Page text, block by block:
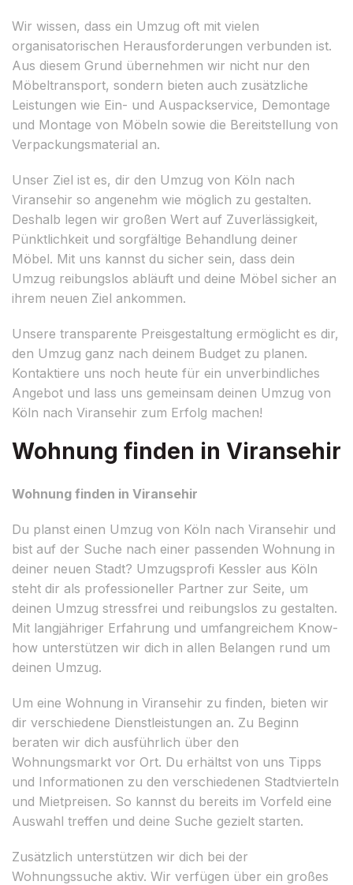
Wir wissen, dass ein Umzug oft mit vielen
organisatorischen Herausforderungen verbunden ist.
Aus diesem Grund übernehmen wir nicht nur den
Möbeltransport, sondern bieten auch zusätzliche
Leistungen wie Ein- und Auspackservice, Demontage
und Montage von Möbeln sowie die Bereitstellung von
Verpackungsmaterial an.
Unser Ziel ist es, dir den Umzug von Köln nach
Viransehir so angenehm wie möglich zu gestalten.
Deshalb legen wir großen Wert auf Zuverlässigkeit,
Pünktlichkeit und sorgfältige Behandlung deiner
Möbel. Mit uns kannst du sicher sein, dass dein
Umzug reibungslos abläuft und deine Möbel sicher an
ihrem neuen Ziel ankommen.
Unsere transparente Preisgestaltung ermöglicht es dir,
den Umzug ganz nach deinem Budget zu planen.
Kontaktiere uns noch heute für ein unverbindliches
Angebot und lass uns gemeinsam deinen Umzug von
Köln nach Viransehir zum Erfolg machen!
Wohnung finden in Viransehir
Wohnung finden in Viransehir
Du planst einen Umzug von Köln nach Viransehir und
bist auf der Suche nach einer passenden Wohnung in
deiner neuen Stadt? Umzugsprofi Kessler aus Köln
steht dir als professioneller Partner zur Seite, um
deinen Umzug stressfrei und reibungslos zu gestalten.
Mit langjähriger Erfahrung und umfangreichem Know-
how unterstützen wir dich in allen Belangen rund um
deinen Umzug.
Um eine Wohnung in Viransehir zu finden, bieten wir
dir verschiedene Dienstleistungen an. Zu Beginn
beraten wir dich ausführlich über den
Wohnungsmarkt vor Ort. Du erhältst von uns Tipps
und Informationen zu den verschiedenen Stadtvierteln
und Mietpreisen. So kannst du bereits im Vorfeld eine
Auswahl treffen und deine Suche gezielt starten.
Zusätzlich unterstützen wir dich bei der
Wohnungssuche aktiv. Wir verfügen über ein großes